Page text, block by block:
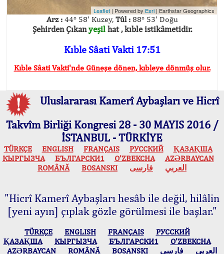
Leaflet | Powered by Esri | Earthstar Geographics
Arz :44° 58' Kuzey, Tûl :88° 53' Doğu
Şehirden Çıkanyeşilhat , kıble istikâmetidir.
Kıble Sâati Vakti 17:51
Kıble Sâati Vakti'nde Güneşe dönen, kıbleye dönmüş olur.
Uluslararası Kamerî Aybaşları ve Hicrî
Takvîm Birliği Kongresi 28 - 30 MAYIS 2016 /
İSTANBUL - TÜRKİYE
TÜRKÇE ENGLISH FRANÇAIS РУССКИЙ
ҚАЗАҚША
КЫPГЫЗЧA
БЪЛГАРСКИ1 O’ZBEKCHA
AZӘRBAYCAN
ROMÂNĂ
BOSANSKI العربي فارسی
"Hicrî Kamerî Aybaşları hesâb ile değil, hilâlin
[yeni ayın] çıplak gözle görülmesi ile başlar."
TÜRKÇE ENGLISH FRANÇAIS
РУССКИЙ
ҚАЗАҚША
КЫPГЫЗЧA БЪЛГАРСКИ1
O’ZBEKCHA
AZӘRBAYCAN
ROMÂNĂ BOSANSKI العربي فارسی